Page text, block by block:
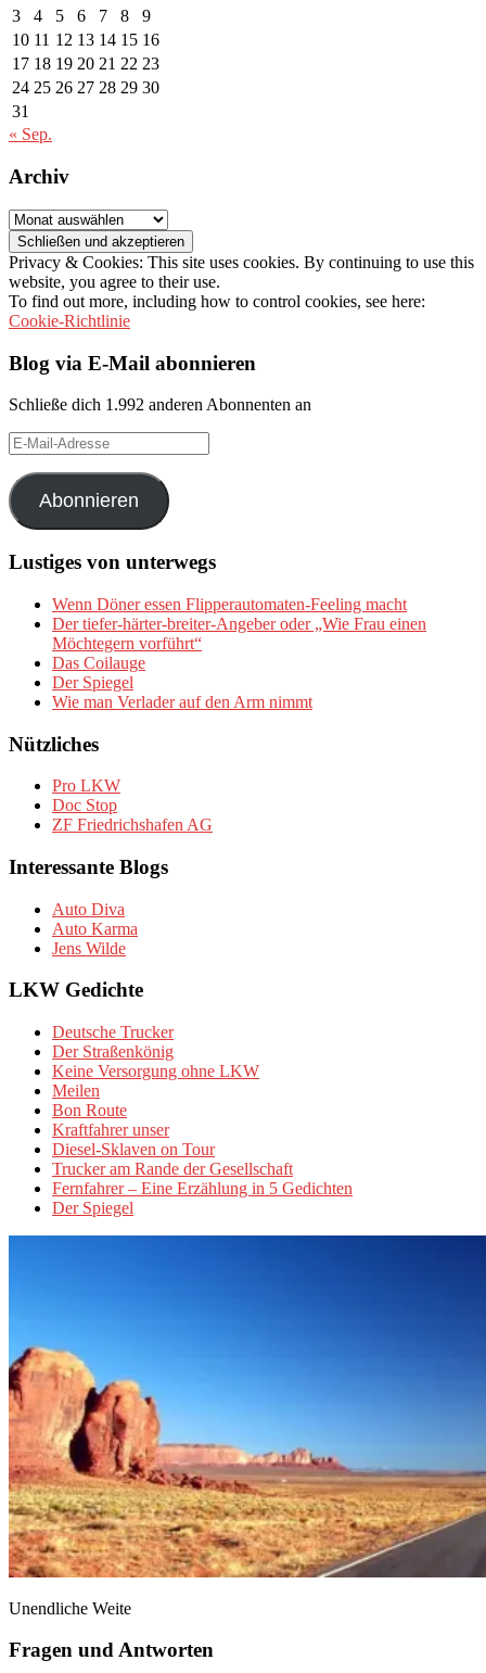
3
4 5 6 7 8
9
10 11 12 13 14 15 16
17 18 19 20 21 22 23
24 25 26 27 28 29 30
31
« Sep.
Archiv
Archiv
Privacy & Cookies: This site uses cookies. By continuing to use this
website, you agree to their use.
To find out more, including how to control cookies, see here:
Cookie-Richtlinie
Blog via E-Mail abonnieren
Schließe dich 1.992 anderen Abonnenten an
E-
Mail-
Adresse
Abonnieren
Lustiges von unterwegs
Wenn Döner essen Flipperautomaten-Feeling macht
Der tiefer-härter-breiter-Angeber oder „Wie Frau einen
Möchtegern vorführt“
Das Coilauge
Der Spiegel
Wie man Verlader auf den Arm nimmt
Nützliches
Pro LKW
Doc Stop
ZF Friedrichshafen AG
Interessante Blogs
Auto Diva
Auto Karma
Jens Wilde
LKW Gedichte
Deutsche Trucker
Der Straßenkönig
Keine Versorgung ohne LKW
Meilen
Bon Route
Kraftfahrer unser
Diesel-Sklaven on Tour
Trucker am Rande der Gesellschaft
Fernfahrer – Eine Erzählung in 5 Gedichten
Der Spiegel
Unendliche Weite
Fragen und Antworten